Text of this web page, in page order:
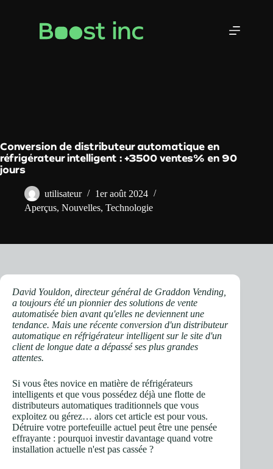
Conversion de distributeur automatique en
réfrigérateur intelligent : +3500 ventes% en 90
jours
utilisateur
1er août 2024
Aperçus, Nouvelles, Technologie
David Youldon, directeur général de Graddon Vending,
a toujours été un pionnier des solutions de vente
automatisée bien avant qu'elles ne deviennent une
tendance. Mais une récente conversion d'un distributeur
automatique en réfrigérateur intelligent sur le site d'un
client de longue date a dépassé ses plus grandes
attentes.
Si vous êtes novice en matière de réfrigérateurs
intelligents et que vous possédez déjà une flotte de
distributeurs automatiques traditionnels que vous
exploitez ou gérez… alors cet article est pour vous.
Détruire votre portefeuille actuel peut être une pensée
effrayante : pourquoi investir davantage quand votre
installation actuelle n'est pas cassée ?